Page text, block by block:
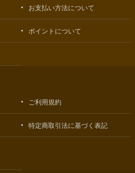
お支払い方法について
ポイントについて
ご利用規約
特定商取引法に基づく表記